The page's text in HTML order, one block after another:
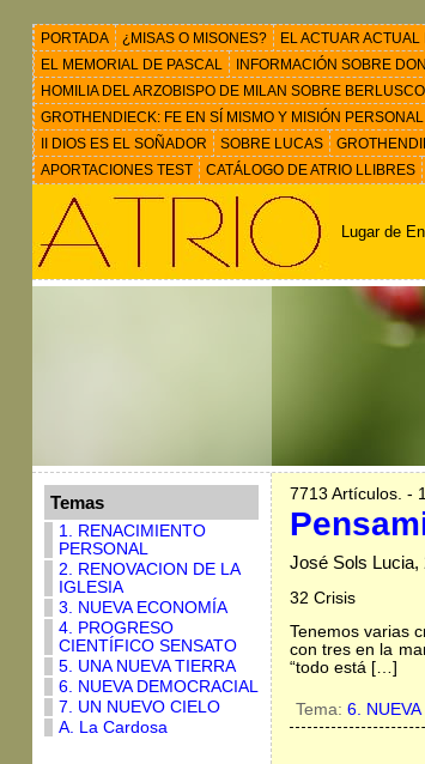
PORTADA ¿MISAS O MISONES? EL ACTUAR
EL MEMORIAL DE PASCAL
INFORMACIÓN SOBRE
HOMILIA DEL ARZOBISPO DE MILAN SOBRE
GROTHENDIECK: FE EN SÍ MISMO Y MISIÓN PERSONAL
II DIOS ES EL SOÑADOR
SOBRE LUCAS
APORTACIONES TEST
CATÁLOGO DE ATRIO LLIBRES
Lugar de
Temas
1. RENACIMIENTO
PERSONAL
2. RENOVACION DE LA
IGLESIA
3. NUEVA ECONOMÍA
4. PROGRESO
CIENTÍFICO SENSATO
5. UNA NUEVA TIERRA
6. NUEVA DEMOCRACIAL
7. UN NUEVO CIELO
A. La Cardosa
7713 Artículos. -
José Sols Lucia,
32 Crisis
Tenemos varias
con tres en la
“todo está […]
Tema: 6. NUEVA